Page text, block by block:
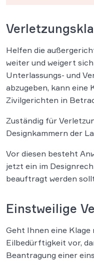
Helfen die
weiter und weigert
Unterlassungs- und
abzugeben, kann eine
Zivilgerichten in
Zuständig für
Designkammern der
Vor diesen besteht
jetzt ein im
beauftragt werden
Einstweilige
Geht Ihnen eine
Eilbedürftigkeit vor,
Beantragung einer